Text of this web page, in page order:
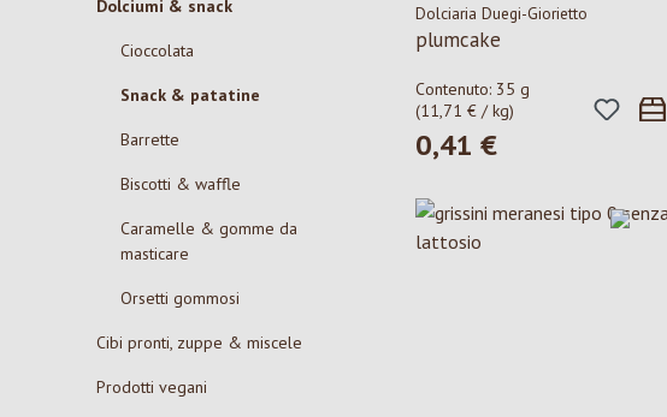
Dolciumi & snack
Cioccolata
Snack & patatine
Barrette
Biscotti & waffle
Caramelle & gomme da
masticare
Orsetti gommosi
Cibi pronti, zuppe & miscele
Prodotti vegani
Dolciaria Duegi-Giorietto
plumcake
Contenuto: 35 g
(11,71 € / kg)
Prezzo normale:
0,41 €